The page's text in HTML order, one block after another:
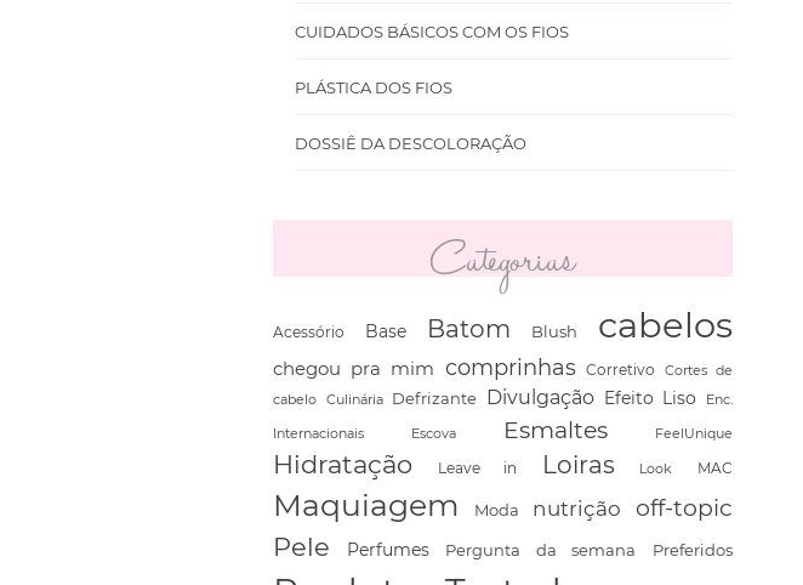
CUIDADOS BÁSICOS COM OS FIOS
PLÁSTICA DOS FIOS
DOSSIÊ DA DESCOLORAÇÃO
Categorias
Acessório Base Batom Blush cabelos
chegou pra mim comprinhas Corretivo
Cortes de
cabelo Culinária Defrizante Divulgação Efeito Liso Enc.
Internacionais Escova Esmaltes FeelUnique
Hidratação Leave in Loiras Look MAC
Maquiagem Moda nutrição off-topic
Pele Perfumes Pergunta da semana Preferidos